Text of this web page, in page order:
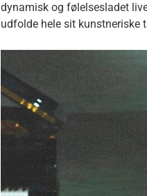
dynamisk og følelsesladet
udfolde hele sit kunstneriske